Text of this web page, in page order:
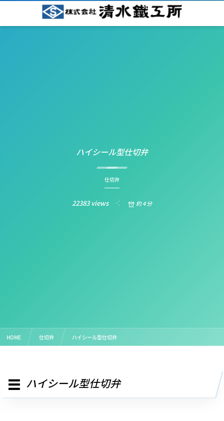
ハイシール型仕切弁
仕切弁
22383 views 約 4 分
HOME 仕切弁 ハイシール型仕切弁
ハイシール型仕切弁